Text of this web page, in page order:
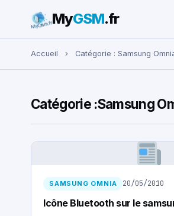
Rechercher :
MyGSM.fr
Accueil › Catégorie : Samsung
Catégorie :Samsung
SAMSUNG OMNIA 20/05/2010
Icône Bluetooth sur le